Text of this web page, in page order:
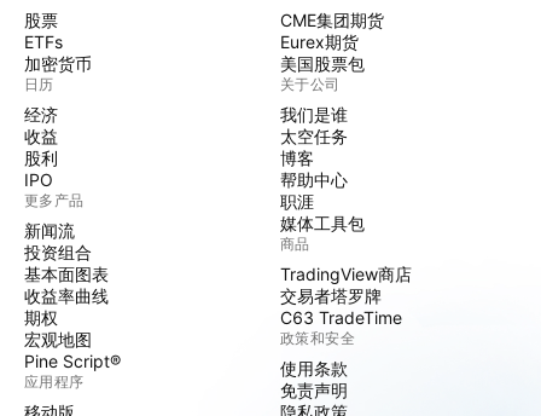
股票
ETFs
加密货币
日历
经济
收益
股利
IPO
更多产品
新闻流
投资组合
基本面图表
收益率曲线
期权
宏观地图
Pine Script®
应用程序
移动版
CME集团期货
Eurex期货
美国股票包
关于公司
我们是谁
太空任务
博客
帮助中心
职涯
媒体工具包
商品
TradingView商店
交易者塔罗牌
C63 TradeTime
政策和安全
使用条款
免责声明
隐私政策